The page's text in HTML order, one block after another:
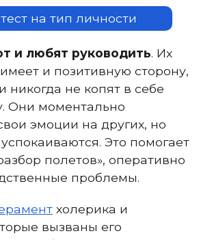
на тип личности
и любят руководить. Их
и позитивную сторону,
никогда не копят в себе
Они моментально
эмоции на других, но
Это помогает
полетов», оперативно
проблемы.
холерика и
вызваны его